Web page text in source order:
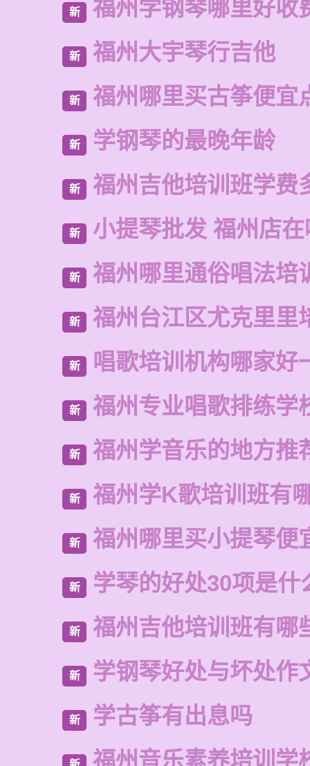
新 福州学钢琴哪里好收
新 福州大宇琴行吉他
新 福州哪里买古筝便宜
新 学钢琴的最晚年龄
新 福州吉他培训班学费
新 小提琴批发 福州店
新 福州哪里通俗唱法培
新 福州台江区尤克里里
新 唱歌培训机构哪家好
新 福州专业唱歌排练学
新 福州学音乐的地方推
新 福州学K歌培训班有
新 福州哪里买小提琴便
新 学琴的好处30项是什
新 福州吉他培训班有哪
新 学钢琴好处与坏处作
新 学古筝有出息吗
福州音乐素养培训学